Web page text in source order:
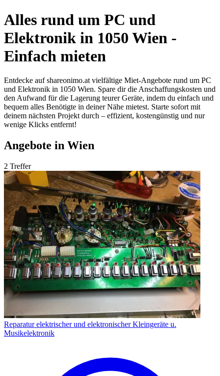
Alles rund um PC und
Elektronik in 1050 Wien -
Einfach mieten
Entdecke auf shareonimo.at vielfältige Miet-Angebote rund um PC
und Elektronik in 1050 Wien. Spare dir die Anschaffungskosten und
den Aufwand für die Lagerung teurer Geräte, indem du einfach und
bequem alles Benötigte in deiner Nähe mietest. Starte sofort mit
deinem nächsten Projekt durch – effizient, kostengünstig und nur
wenige Klicks entfernt!
Angebote in Wien
2 Treffer
Reparatur elektrischer und elektronischer Kleingeräte u.
Musikelektronik